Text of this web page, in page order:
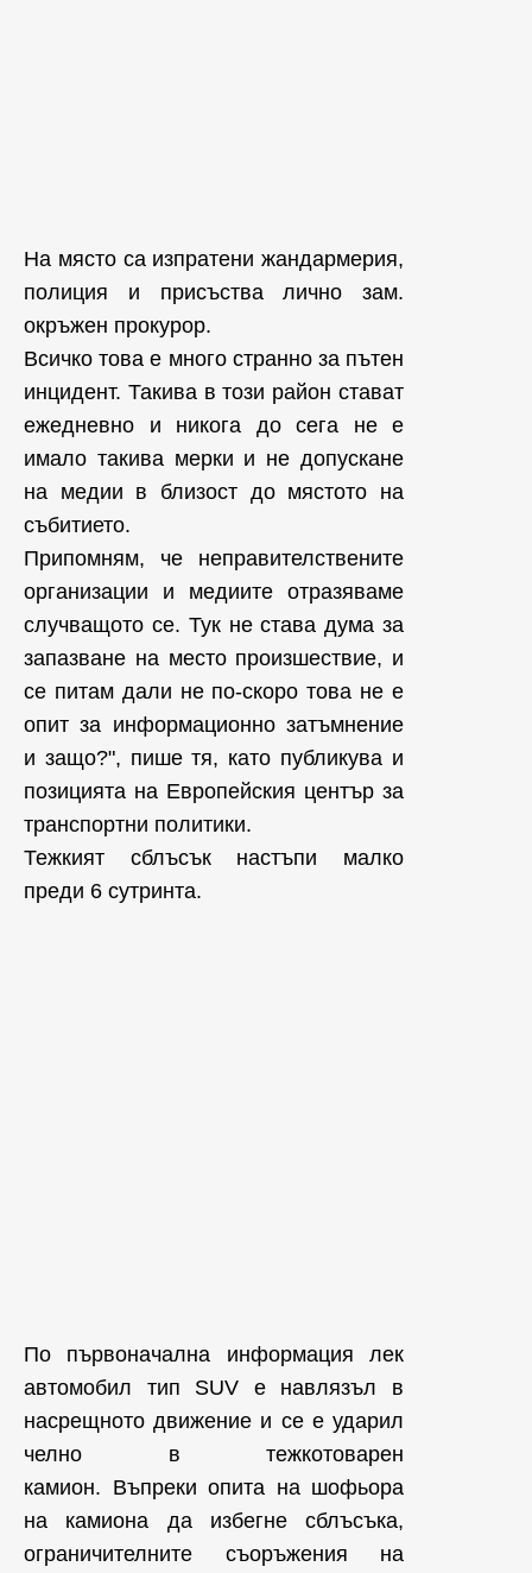
На място са изпратени жандармерия,
полиция и присъства лично зам.
окръжен прокурор.
Всичко това е много странно за пътен
инцидент. Такива в този район стават
ежедневно и никога до сега не е
имало такива мерки и не допускане
на медии в близост до мястото на
събитието.
Припомням, че неправителствените
организации и медиите отразяваме
случващото се. Тук не става дума за
запазване на место произшествие, и
се питам дали не по-скоро това не е
опит за информационно затъмнение
и защо?", пише тя, като публикува и
позицията на Европейския център за
транспортни политики.
Тежкият сблъсък настъпи малко
преди 6 сутринта.
По първоначална информация лек
автомобил тип SUV е навлязъл в
насрещното движение и се е ударил
челно в тежкотоварен
камион. Въпреки опита на шофьора
на камиона да избегне сблъсъка,
ограничителните съоръжения на